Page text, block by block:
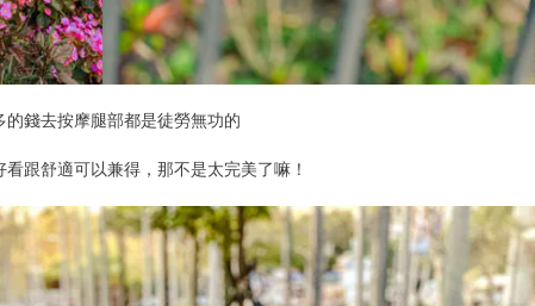
錢去按摩腿部都是徒勞無功的
跟舒適可以兼得，那不是太完美了嘛！